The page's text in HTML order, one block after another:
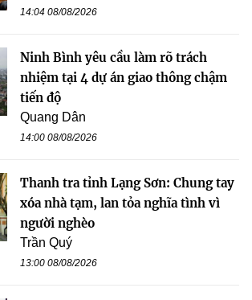
14:04 08/08/2026
Ninh Bình yêu cầu làm rõ trách
nhiệm tại 4 dự án giao thông chậm
tiến độ
Quang Dân
14:00 08/08/2026
Thanh tra tỉnh Lạng Sơn: Chung tay
xóa nhà tạm, lan tỏa nghĩa tình vì
người nghèo
Trần Quý
13:00 08/08/2026